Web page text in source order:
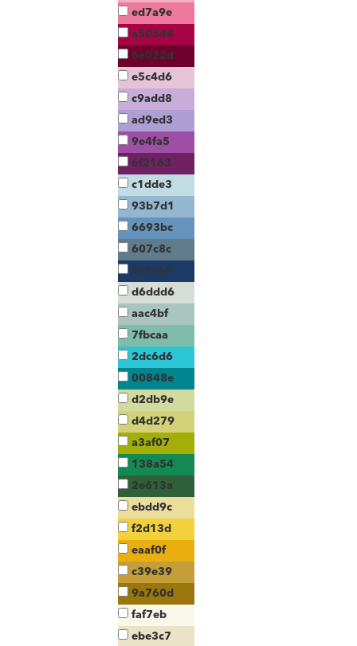
ed7a9e
a50544
6e022d
e5c4d6
c9add8
ad9ed3
9e4fa5
6f2163
c1dde3
93b7d1
6693bc
607c8c
1c3a65
d6ddd6
aac4bf
7fbcaa
2dc6d6
00848e
d2db9e
d4d279
a3af07
138a54
2e613a
ebdd9c
f2d13d
eaaf0f
c39e39
9a760d
faf7eb
ebe3c7